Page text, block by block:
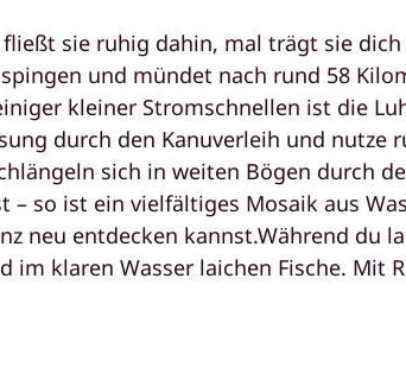
sie ruhig dahin, mal trägt sie
und mündet nach rund 58
kleiner Stromschnellen ist die
durch den Kanuverleih und nutze
sich in weiten Bögen durch
so ist ein vielfältiges Mosaik aus
neu entdecken kannst.Während du
im klaren Wasser laichen Fische. Mit